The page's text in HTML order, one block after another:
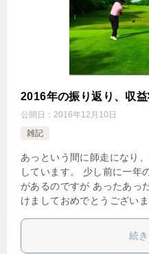
2016年の振り返り、収
公開日： 2016年12月10日
雑記
あっという間に師走になり
しています。 少し前に一年
があるのですが あったあっ
けましておめでとうござい
続